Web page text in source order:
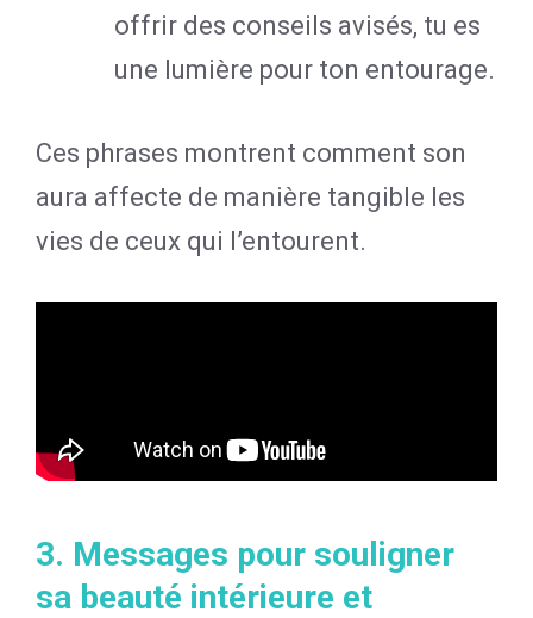
offrir des conseils avisés, tu es
une lumière pour ton entourage.
Ces phrases montrent comment son
aura affecte de manière tangible les
vies de ceux qui l’entourent.
3. Messages pour souligner
sa beauté intérieure et